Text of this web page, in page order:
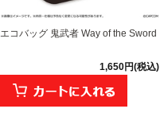
エコバッグ 鬼武者 Way of the Sword
1,650円(税込)